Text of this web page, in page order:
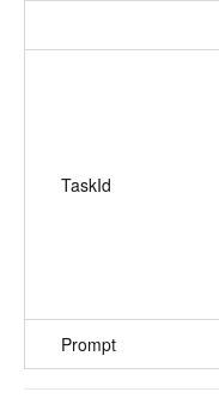
TaskId
Prompt